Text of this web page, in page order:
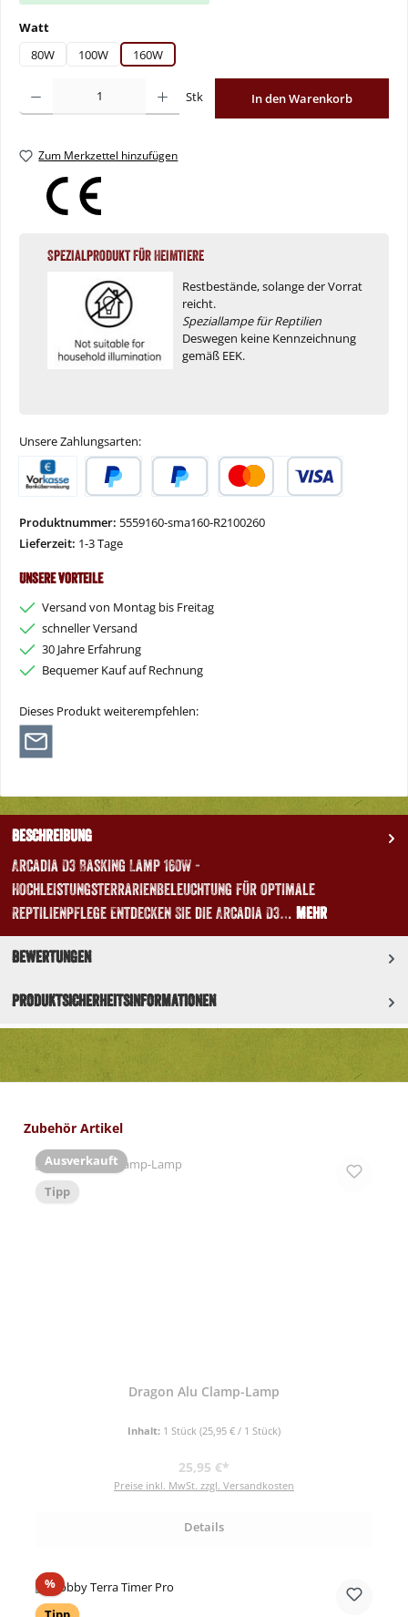
Wattauswählen
80W
100W 160W
Stk In den Warenkorb
Zum Merkzettel hinzufügen
Spezialprodukt für Heimtiere
Restbestände, solange der Vorrat
reicht.
Speziallampe für Reptilien
Deswegen keine Kennzeichnung
gemäß EEK.
Unsere Zahlungsarten:
Produktnummer: 5559160-sma160-R2100260
Lieferzeit: 1-3 Tage
Unsere Vorteile
Versand von Montag bis Freitag
schneller Versand
30 Jahre Erfahrung
Bequemer Kauf auf Rechnung
Dieses Produkt weiterempfehlen:
Beschreibung
Arcadia D3 Basking Lamp 160W -
Hochleistungsterrarienbeleuchtung für optimale
Reptilienpflege Entdecken Sie die Arcadia D3… Mehr
Bewertungen
Produktsicherheitsinformationen
Produktgalerie überspringen
Zubehör Artikel
Ausverkauft
Tipp
Dragon Alu Clamp-Lamp
Inhalt: 1 Stück (25,95 € / 1 Stück)
Regulärer Preis:
25,95 €*
Preise inkl. MwSt. zzgl. Versandkosten
Details
%Rabatt